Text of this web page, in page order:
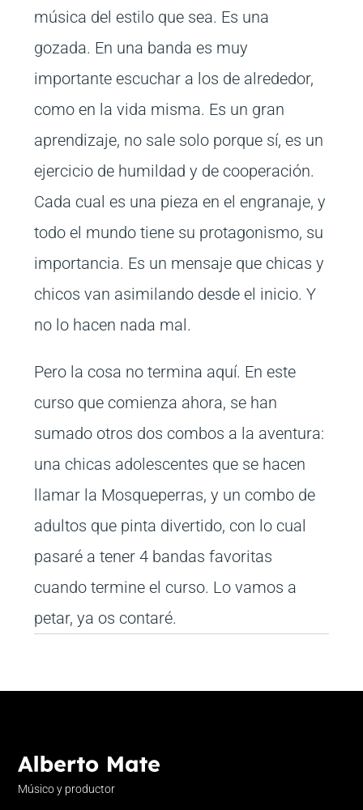
música del estilo que sea. Es una
gozada. En una banda es muy
importante escuchar a los de alrededor,
como en la vida misma. Es un gran
aprendizaje, no sale solo porque sí, es un
ejercicio de humildad y de cooperación.
Cada cual es una pieza en el engranaje, y
todo el mundo tiene su protagonismo, su
importancia. Es un mensaje que chicas y
chicos van asimilando desde el inicio. Y
no lo hacen nada mal.
Pero la cosa no termina aquí. En este
curso que comienza ahora, se han
sumado otros dos combos a la aventura:
una chicas adolescentes que se hacen
llamar la Mosqueperras, y un combo de
adultos que pinta divertido, con lo cual
pasaré a tener 4 bandas favoritas
cuando termine el curso. Lo vamos a
petar, ya os contaré.
Músico y productor